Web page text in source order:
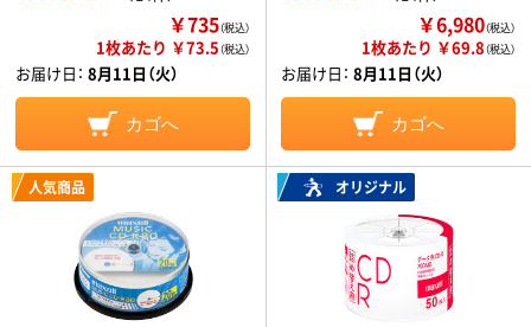
￥735（税込）
1枚あたり ￥73.5（税込）
お届け日： 8月11日（火）
カゴへ
￥6,980（税込）
1枚あたり ￥69.8（税込）
お届け日： 8月11日（火）
カゴへ
人気商品 オリジナル